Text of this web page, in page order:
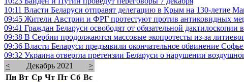
10:11 Власти Беларуси отправят делегацию в Крым на 130-летие
09:45 Жители Австрии и ФРГ протестуют против антиковидных
09:41 Граждан Беларуси освободят от обязательной дактилоскопии
09:38 В Сербии продолжаются массовые экопротесты из-за
09:36 Власти Беларуси предъявили окончательное обвинение
09:32 Украина отвергла претензии Беларуси о нарушении
<
Декабрь 2021
>
Пн Вт Ср Чт Пт Сб Вс